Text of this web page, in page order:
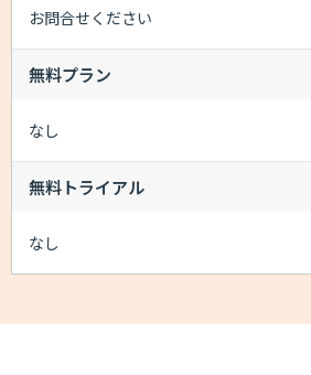
お問合せください
無料プラン
なし
無料トライアル
なし